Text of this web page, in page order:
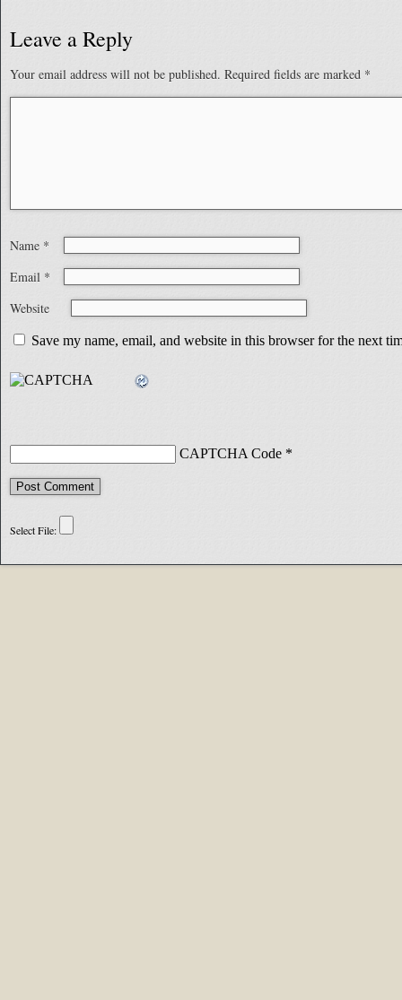
Leave a Reply
Your email address will not be published. Required fields are marked *
Name *
Email *
Website
Save my name, email, and website in this browser for the next
CAPTCHA Code *